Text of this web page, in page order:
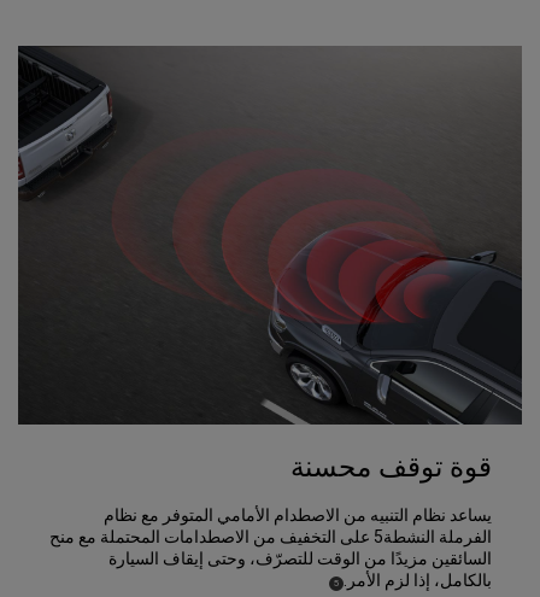
قوة توقف محسنة
يساعد نظام التنبيه من الاصطدام الأمامي المتوفر مع نظام
الفرملة النشطة5 على التخفيف من الاصطدامات المحتملة مع منح
السائقين مزيدًا من الوقت للتصرّف، وحتى إيقاف السيارة
بالكامل، إذا لزم الأمر.
(
Disclosure
5
)